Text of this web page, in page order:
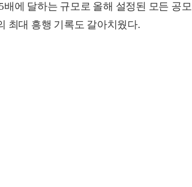
에 달하는 규모로 올해 설정된 모든 공모
최대 흥행 기록도 갈아치웠다.